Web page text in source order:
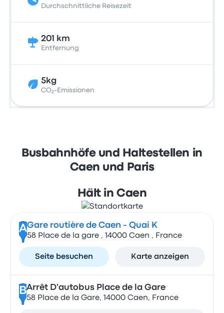
Durchschnittliche Reisezeit
201 km
Entfernung
5kg
CO₂-Emissionen
Busbahnhöfe und Haltestellen in
Caen und Paris
Hält in Caen
AGare routière de Caen - Quai K
58 Place de la gare , 14000 Caen , France
Seite besuchen Karte anzeigen
BArrêt D'autobus Place de la Gare
58 Place de la Gare, 14000 Caen, France